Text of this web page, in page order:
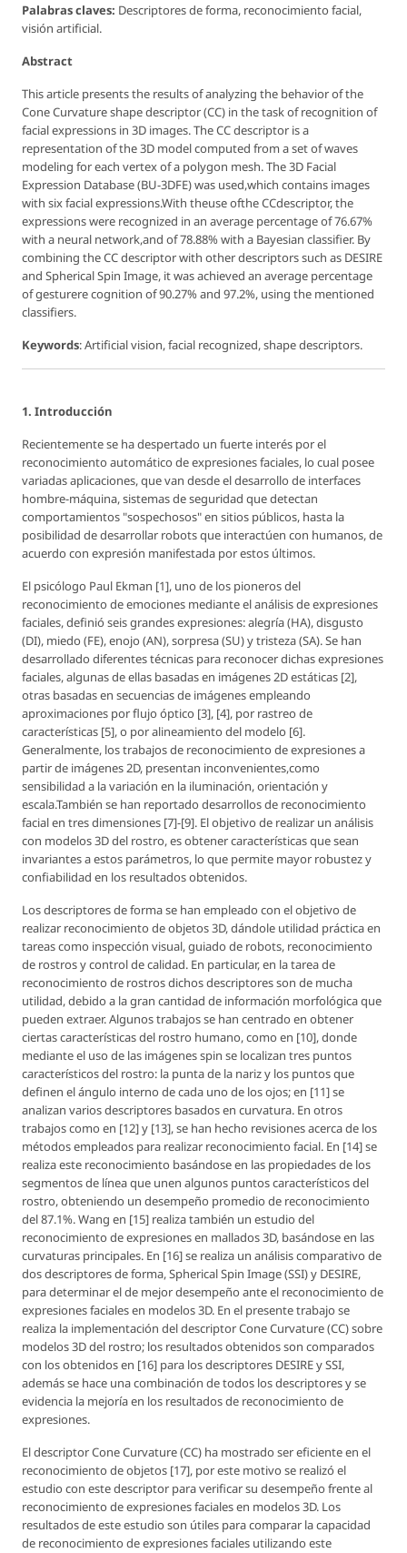
Palabras claves: Descriptores de forma, reconocimiento facial,
visión artificial.
Abstract
This article presents the results of analyzing the behavior of the
Cone Curvatureshape descriptor (CC) in the task of recognition of
facial expressions in 3D images. The CC descriptor is a
representation of the 3D model computed from a set of waves
modeling for each vertex of a polygon mesh. The 3D Facial
Expression Database (BU-3DFE) was used,which contains images
with six facial expressions.With theuse ofthe CCdescriptor, the
expressions were recognized in an average percentage of 76.67%
with a neural network,and of 78.88% with a Bayesian classifier. By
combining the CC descriptor with other descriptors such as DESIRE
and Spherical Spin Image, it was achieved an average percentage
of gesturere cognition of 90.27% and 97.2%, using the mentioned
classifiers.
Keywords: Artificial vision, facial recognized, shape descriptors.
1. Introducción
Recientemente se ha despertado un fuerte interés por el
reconocimiento automático de expresiones faciales, lo cual posee
variadas aplicaciones, que van desde el desarrollo de interfaces
hombre-máquina, sistemas de seguridad que detectan
comportamientos "sospechosos" en sitios públicos, hasta la
posibilidad de desarrollar robots que interactúen con humanos, de
acuerdo con expresión manifestada por estos últimos.
El psicólogo Paul Ekman [1], uno de los pioneros del
reconocimiento de emociones mediante el análisis de expresiones
faciales, definió seis grandes expresiones: alegría (HA), disgusto
(DI), miedo (FE), enojo (AN), sorpresa (SU) y tristeza (SA). Se han
desarrollado diferentes técnicas para reconocer dichas expresiones
faciales, algunas de ellas basadas en imágenes 2D estáticas [2],
otras basadas en secuencias de imágenes empleando
aproximaciones por flujo óptico [3], [4], por rastreo de
características [5], o por alineamiento del modelo [6].
Generalmente, los trabajos de reconocimiento de expresiones a
partir de imágenes 2D, presentan inconvenientes,como
sensibilidad a la variación en la iluminación, orientación y
escala.También se han reportado desarrollos de reconocimiento
facial en tres dimensiones [7]-[9]. El objetivo de realizar un análisis
con modelos 3D del rostro, es obtener características que sean
invariantes a estos parámetros, lo que permite mayor robustez y
confiabilidad en los resultados obtenidos.
Los descriptores de forma se han empleado con el objetivo de
realizar reconocimiento de objetos 3D, dándole utilidad práctica en
tareas como inspección visual, guiado de robots, reconocimiento
de rostros y control de calidad. En particular, en la tarea de
reconocimiento de rostros dichos descriptores son de mucha
utilidad, debido a la gran cantidad de información morfológica que
pueden extraer. Algunos trabajos se han centrado en obtener
ciertas características del rostro humano, como en [10], donde
mediante el uso de las imágenes spin se localizan tres puntos
característicos del rostro: la punta de la nariz y los puntos que
definen el ángulo interno de cada uno de los ojos; en [11] se
analizan varios descriptores basados en curvatura. En otros
trabajos como en [12] y [13], se han hecho revisiones acerca de los
métodos empleados para realizar reconocimiento facial. En [14] se
realiza este reconocimiento basándose en las propiedades de los
segmentos de línea que unen algunos puntos característicos del
rostro, obteniendo un desempeño promedio de reconocimiento
del 87.1%. Wang en [15] realiza también un estudio del
reconocimiento de expresiones en mallados 3D, basándose en las
curvaturas principales. En [16] se realiza un análisis comparativo de
dos descriptores de forma, Spherical Spin Image (SSI) y DESIRE,
para determinar el de mejor desempeño ante el reconocimiento de
expresiones faciales en modelos 3D. En el presente trabajo se
realiza la implementación del descriptorCone Curvature(CC) sobre
modelos 3D del rostro; los resultados obtenidos son comparados
con los obtenidos en [16] para los descriptores DESIRE y SSI,
además se hace una combinación de todos los descriptores y se
evidencia la mejoría en los resultados de reconocimiento de
expresiones.
El descriptorCone Curvature(CC) ha mostrado ser eficiente en el
reconocimiento de objetos [17], por este motivo se realizó el
estudio con este descriptor para verificar su desempeño frente al
reconocimiento de expresiones faciales en modelos 3D. Los
resultados de este estudio son útiles para comparar la capacidad
de reconocimiento de expresiones faciales utilizando este